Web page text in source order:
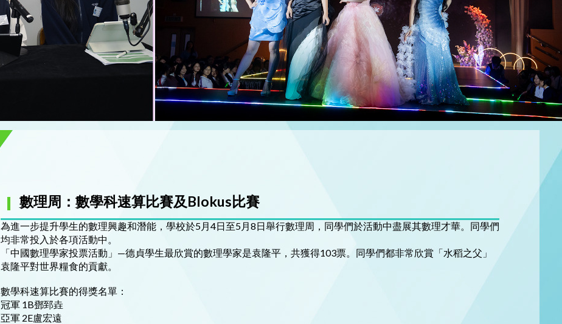
數理周：數學科速算比賽及Blokus比賽
為進一步提升學生的數理興趣和潛能，學校於5月4日至5月8日舉行數理周，同學們於活動中盡展其數理才華。同學們
均非常投入於各項活動中。
「中國數理學家投票活動」—德貞學生最欣賞的數理學家是袁隆平，共獲得103票。同學們都非常欣賞「水稻之父」
袁隆平對世界糧食的貢獻。
數學科速算比賽的得獎名單：
冠軍 1B鄧郅垚
亞軍 2E盧宏遠